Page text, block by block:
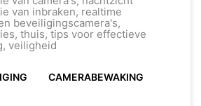
Prioriteit
van inbraken, realtime
beveiligingscamera's,
, thuis,tips voor effectieve
, veiligheid
CAMERABEWAKING